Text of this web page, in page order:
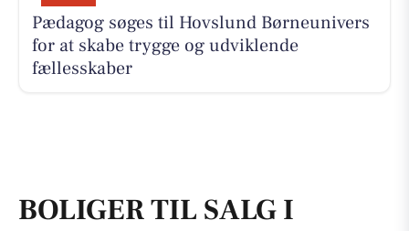
Pædagog søges til Hovslund Børneunivers
for at skabe trygge og udviklende
fællesskaber
BOLIGER TIL SALG I